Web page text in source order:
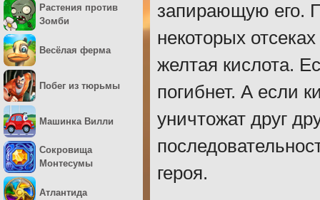
запирающую его.
некоторых
желтая кислота.
погибнет. А если
уничтожат друг
героя.
Растения против
Зомби
Весёлая ферма
Побег из тюрьмы
Машинка Вилли
Сокровища
Монтесумы
Атлантида